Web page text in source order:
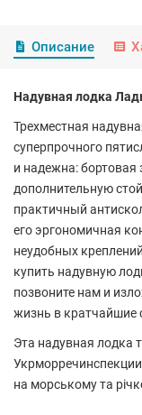
Описание
Надувная лодка
Трехместная
суперпрочного
и надежна: бортовая
дополнительную
практичный
его эргономичная
неудобных
купить надувную
позвоните нам и
жизнь в кратчайшие
Эта надувная лодка
Укрморречинспекции
на морському та